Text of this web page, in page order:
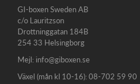
GI-boxen Sweden AB
c/o Lauritzson
Drottninggatan 184B
254 33 Helsingborg
Mejl: info@giboxen.se
Växel (mån kl 10-16): 08-702 59 90